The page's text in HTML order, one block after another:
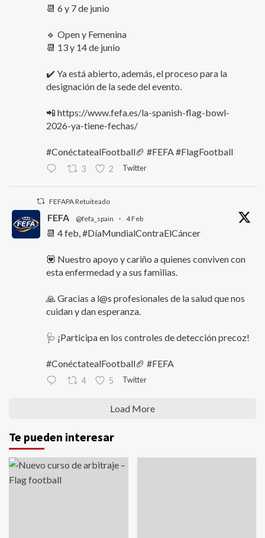
📆 6 y 7 de junio
🔹 Open y Femenina
📆 13 y 14 de junio
✔️ Ya está abierto, además, el proceso para la
designación de la sede del evento.
📲 https://www.fefa.es/la-spanish-flag-bowl-
2026-ya-tiene-fechas/
#ConéctatealFootball🏈 #FEFA #FlagFootball
3 2 Twitter
FEFAPA Retuiteado
FEFA @fefa_spain · 4 Feb
📆 4 feb, #DíaMundialContraElCáncer
💟 Nuestro apoyo y cariño a quienes conviven con
esta enfermedad y a sus familias.
🙏 Gracias a l@s profesionales de la salud que nos
cuidan y dan esperanza.
🩺 ¡Participa en los controles de detección precoz!
#ConéctatealFootball🏈 #FEFA
4 5 Twitter
Load More
Te pueden interesar